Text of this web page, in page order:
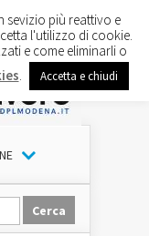
sevizio più reattivo e
l'utilizzo di cookie.
e come eliminarli o
Accetta e chiudi